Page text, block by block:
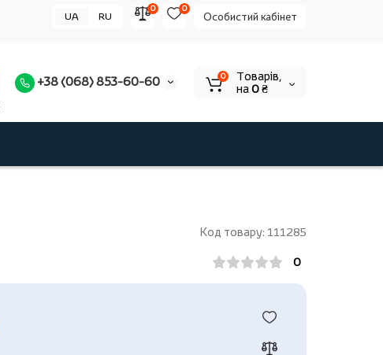
Особистий кабінет
0
0
UA RU
+38 (068) 853-60-60 0
Tоварів,
на0 ₴
Код товару: 111285
0